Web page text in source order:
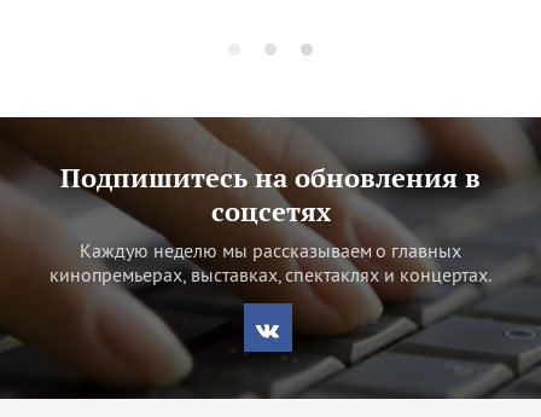
Подпишитесь на обновления в
соцсетях
Каждую неделю мы рассказываем о главных
кинопремьерах, выставках, спектаклях и концертах.